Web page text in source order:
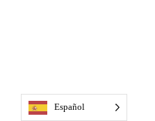
Español